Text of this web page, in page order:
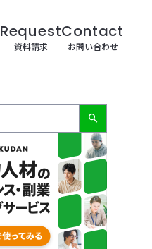
Request
資料請求
Contact
お問い合わせ
search